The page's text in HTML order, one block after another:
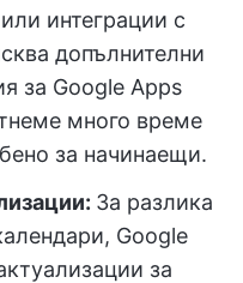
интеграции с
допълнителни
за Google Apps
много време
за начинаещи.
За разлика
Google
за